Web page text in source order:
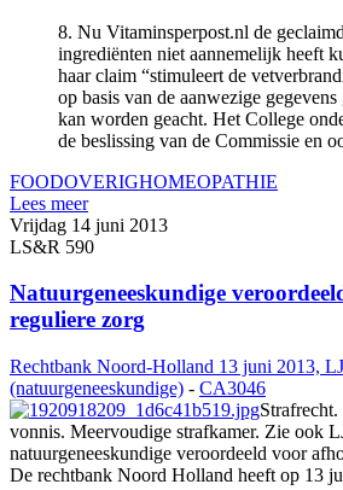
8. Nu Vitaminsper­post.nl de
ingrediënten niet aannemelijk heeft
haar claim “stimuleert de
op basis van de aanwezige
kan worden geacht. Het College
de beslissing van de Commissie en
FOODOVERIGHOMEOPATHIE
Lees meer
Vrijdag 14 juni 2013
LS&R 590
Natuurgeneeskundige
reguliere zorg
Rechtbank Noord-Holland 13 juni 2013,
(natuurgeneeskundige) - CA3046
vonnis. Meervoudige strafkamer. Zie ook
natuurgeneeskundige veroordeeld voor
De rechtbank Noord Holland heeft op 13